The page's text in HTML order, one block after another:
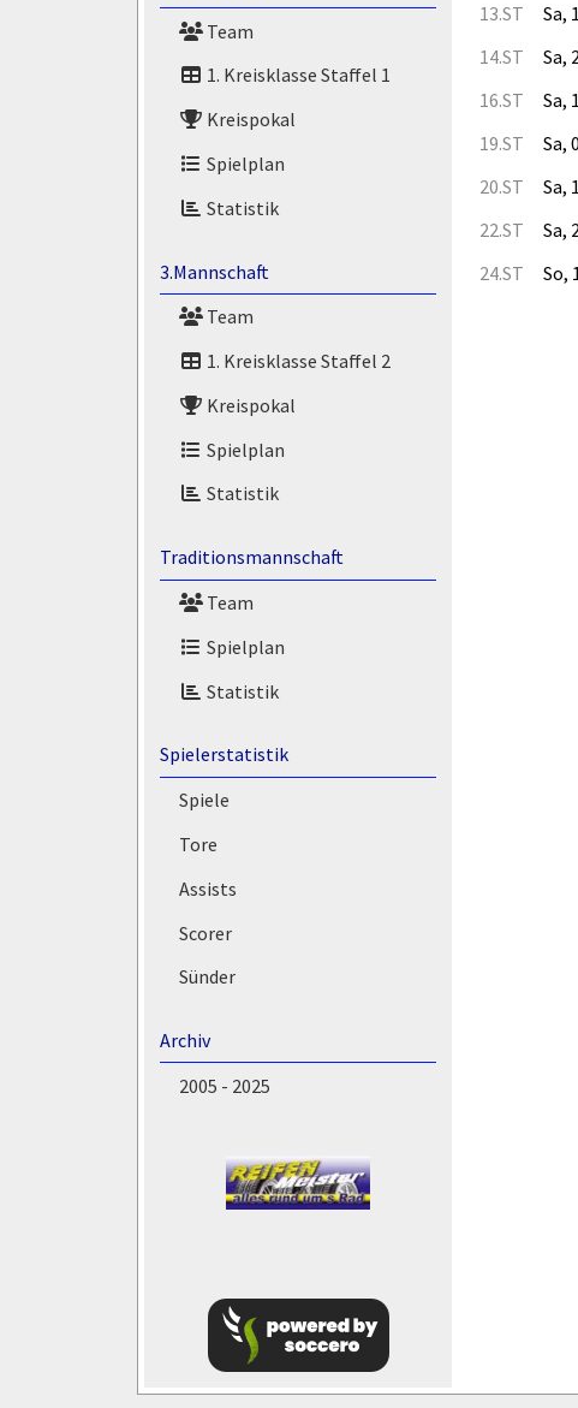
Team
1. Kreisklasse Staffel 1
Kreispokal
Spielplan
Statistik
3.Mannschaft
Team
1. Kreisklasse Staffel 2
Kreispokal
Spielplan
Statistik
Traditionsmannschaft
Team
Spielplan
Statistik
Spielerstatistik
Spiele
Tore
Assists
Scorer
Sünder
Archiv
2005 - 2025
13.ST Sa,
14.ST Sa,
16.ST Sa,
19.ST Sa,
20.ST Sa,
22.ST Sa,
24.ST So,